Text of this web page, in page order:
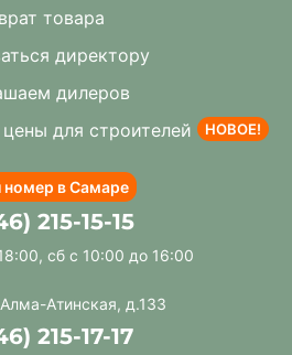
товара
директору
дилеров
для строителей
НОВОЕ!
номер в Самаре
215-15-15
сб с 10:00 до 16:00
Атинская, д.133
215-17-17